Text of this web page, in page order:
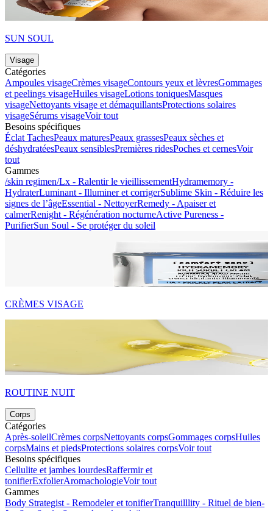
SUN SOUL
Visage
Catégories
Ampoules visageCrèmes visageContours yeux et lèvresGommages
et peelings visageHuiles visageLotions toniquesMasques
visageNettoyants visage et démaquillantsProtections solaires
visageSérums visageVoir tout
Besoins spécifiques
Éclat TachesPeaux maturesPeaux grassesPeaux sèches et
déshydratéesPeaux sensiblesPremières ridesPoches et cernesVoir
tout
Gammes
/skin regimen/Lx - Ralentir le vieillissementHydramemory -
HydraterLuminant - Illuminer et corrigerSublime Skin - Réduire les
signes de l’âgeEssential - NettoyerRemedy - Apaiser et
calmerRenight - Régénération nocturneActive Pureness -
PurifierSun Soul - Se protéger du soleil
CRÈMES VISAGE
ROUTINE NUIT
Corps
Catégories
Après-soleilCrèmes corpsNettoyants corpsGommages corpsHuiles
corpsMains et piedsProtections solaires corpsVoir tout
Besoins spécifiques
Cellulite et jambes lourdesRaffermir et
tonifierExfolierAromachologieVoir tout
Gammes
Body Strategist - Remodeler et tonifierTranquilllity - Rituel de bien-